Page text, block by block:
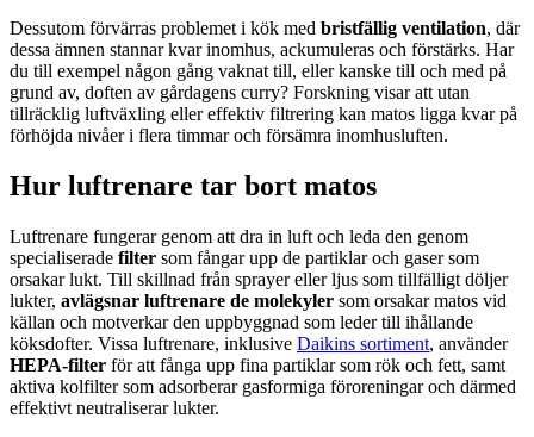
Dessutom förvärras problemet i kök med bristfällig ventilation, där
dessa ämnen stannar kvar inomhus, ackumuleras och förstärks. Har
du till exempel någon gång vaknat till, eller kanske till och med på
grund av, doften av gårdagens curry? Forskning visar att utan
tillräcklig luftväxling eller effektiv filtrering kan matos ligga kvar på
förhöjda nivåer i flera timmar och försämra inomhusluften.
Hur luftrenare tar bort matos
Luftrenare fungerar genom att dra in luft och leda den genom
specialiserade filter som fångar upp de partiklar och gaser som
orsakar lukt. Till skillnad från sprayer eller ljus som tillfälligt döljer
lukter, avlägsnar luftrenare de molekyler som orsakar matos vid
källan och motverkar den uppbyggnad som leder till ihållande
köksdofter. Vissa luftrenare, inklusive Daikins sortiment, använder
HEPA-filter för att fånga upp fina partiklar som rök och fett, samt
aktiva kolfilter som adsorberar gasformiga föroreningar och därmed
effektivt neutraliserar lukter.